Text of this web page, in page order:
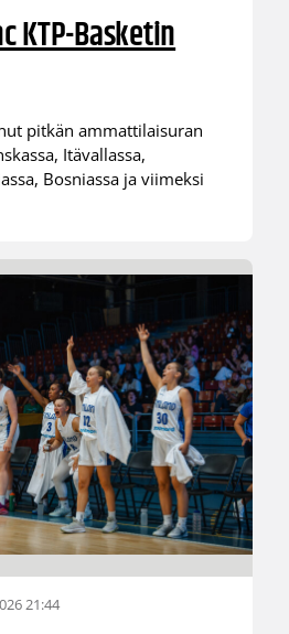
KTP-Basketin
pitkän ammattilaisuran
Itävallassa,
Bosniassa ja viimeksi
21:44